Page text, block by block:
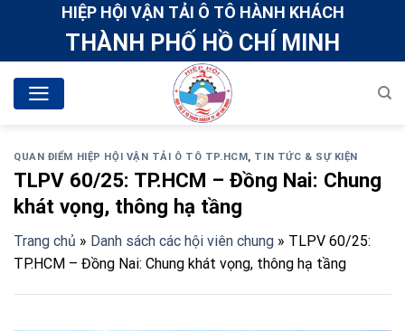
HIỆP HỘI VẬN TẢI Ô TÔ HÀNH KHÁCH
THÀNH PHỐ HỒ CHÍ MINH
QUAN ĐIỂM HIỆP HỘI VẬN TẢI Ô TÔ TP.HCM, TIN TỨC & SỰ KIỆN
TLPV 60/25: TP.HCM – Đồng Nai: Chung
khát vọng, thông hạ tầng
Trang chủ » Danh sách các hội viên chung » TLPV 60/25:
TP.HCM – Đồng Nai: Chung khát vọng, thông hạ tầng